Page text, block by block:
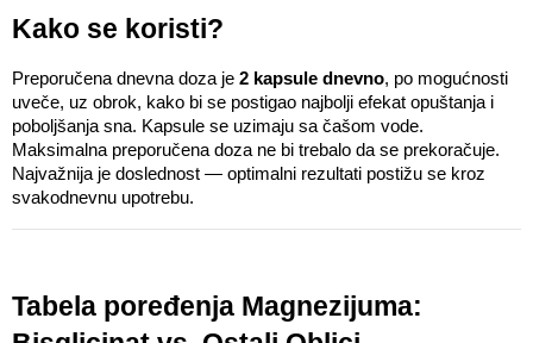
Kako se koristi?
Preporučena dnevna doza je 2 kapsule dnevno, po mogućnosti
uveče, uz obrok, kako bi se postigao najbolji efekat opuštanja i
poboljšanja sna. Kapsule se uzimaju sa čašom vode.
Maksimalna preporučena doza ne bi trebalo da se prekoračuje.
Najvažnija je doslednost — optimalni rezultati postižu se kroz
svakodnevnu upotrebu.
Tabela poređenja Magnezijuma: